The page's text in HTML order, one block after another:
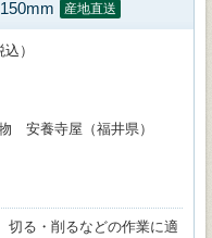
産地直送
）
安養寺屋（福井県）
切る・削るなどの作業に適